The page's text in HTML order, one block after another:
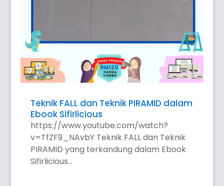
Teknik FALL dan Teknik PIRAMID dalam
Ebook Sifirlicious
https://www.youtube.com/watch?
v=TfZF9_NAvbY Teknik FALL dan Teknik
PIRAMID yang terkandung dalam Ebook
Sifirlicious...